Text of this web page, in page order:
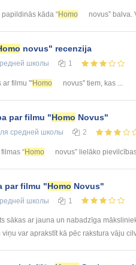
papildinās kāda “Homo novus” balva.
novus" recenzija
школы 1
ar filmu '''Homo novus'' tiem, kas ...
par filmu "Homo Novus"
средней школы 2
filmas “Homo novus” lielāko pievilcības
par filmu "Homo Novus"
школы 1
sākas ar jauna un nabadzīga
viņu var aprakstīt kā pēc rakstura vāju